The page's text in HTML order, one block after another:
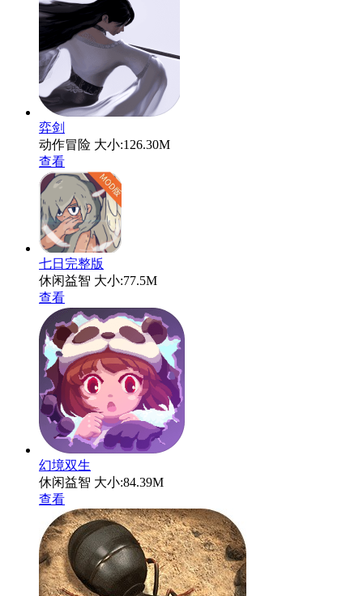
弈剑
动作冒险 大小:126.30M
查看
七日完整版
休闲益智 大小:77.5M
查看
幻境双生
休闲益智 大小:84.39M
查看